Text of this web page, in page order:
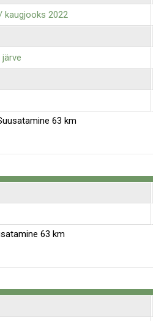
kaugjooks 2022
63 km
63 km